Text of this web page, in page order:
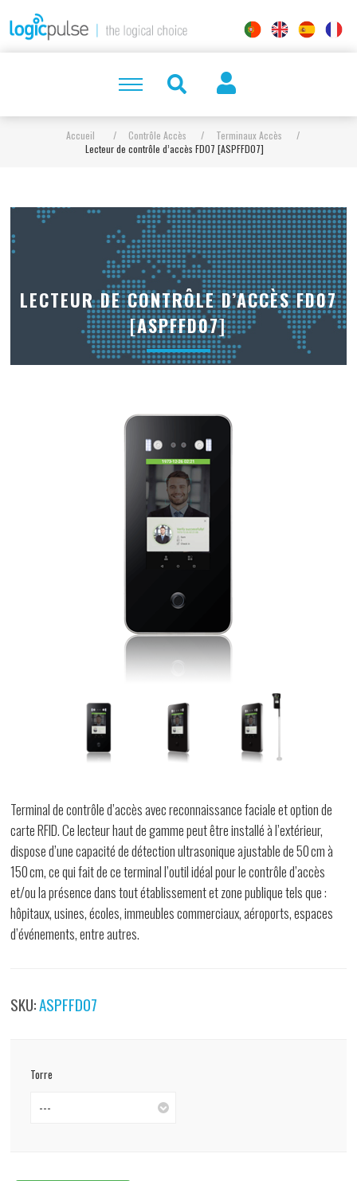
Accueil / Contrôle Accès / Terminaux Accès
/
Lecteur de contrôle d’accès FD07 [ASPFFD07]
LECTEUR DE CONTRÔLE D’ACCÈS FD07
[ASPFFD07]
Terminal de contrôle d’accès avec reconnaissance faciale et option de
carte RFID. Ce lecteur haut de gamme peut être installé à l’extérieur,
dispose d’une capacité de détection ultrasonique ajustable de 50 cm à
150 cm, ce qui fait de ce terminal l’outil idéal pour le contrôle d’accès
et/ou la présence dans tout établissement et zone publique tels que :
hôpitaux, usines, écoles, immeubles commerciaux, aéroports, espaces
d’événements, entre autres.
SKU:ASPFFD07
Torre
---